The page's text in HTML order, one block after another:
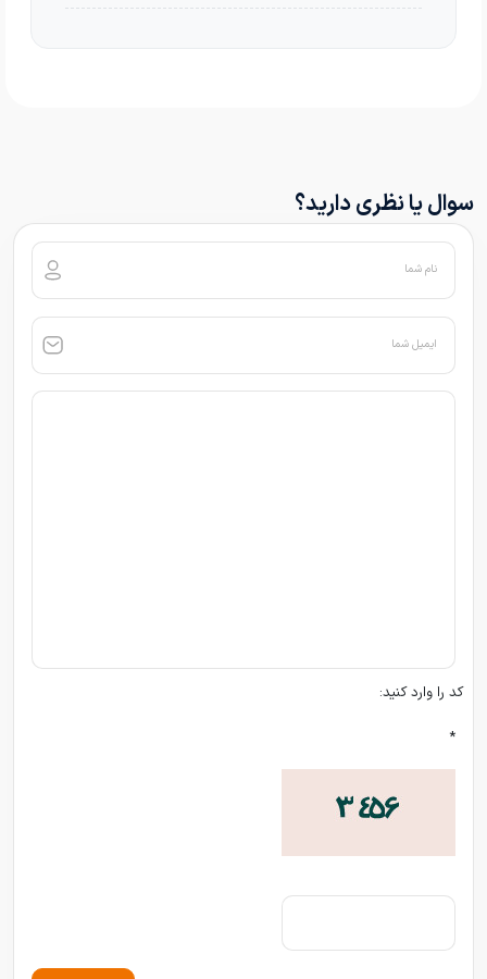
سوال یا نظری دارید؟
نام شما
ایمیل شما
کد را وارد کنید:
*